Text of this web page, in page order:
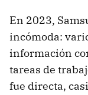
En 2023,
incómoda:
información
tareas de
fue directa,